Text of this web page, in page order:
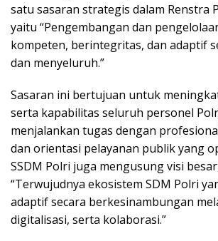
satu sasaran strategis dalam Renstra
yaitu “Pengembangan dan
kompeten, berintegritas, dan adaptif
dan menyeluruh.”
Sasaran ini bertujuan untuk
serta kapabilitas seluruh personel
menjalankan tugas dengan
dan orientasi pelayanan publik yang
SSDM Polri juga mengusung visi
“Terwujudnya ekosistem SDM Polri
adaptif secara berkesinambungan
digitalisasi, serta kolaborasi.”